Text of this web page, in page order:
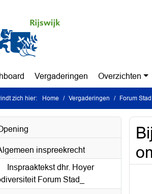
Vergaderingen Overzichten
zich hier: Home Vergaderingen Forum
inspreekrecht
Inspraaktekst dhr. Hoyer
Forum Stad_